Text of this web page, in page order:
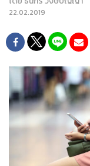
22.02.2019